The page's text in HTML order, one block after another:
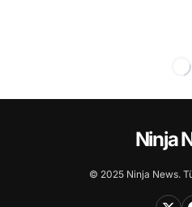
Ninja
© 2025 Ninja News.